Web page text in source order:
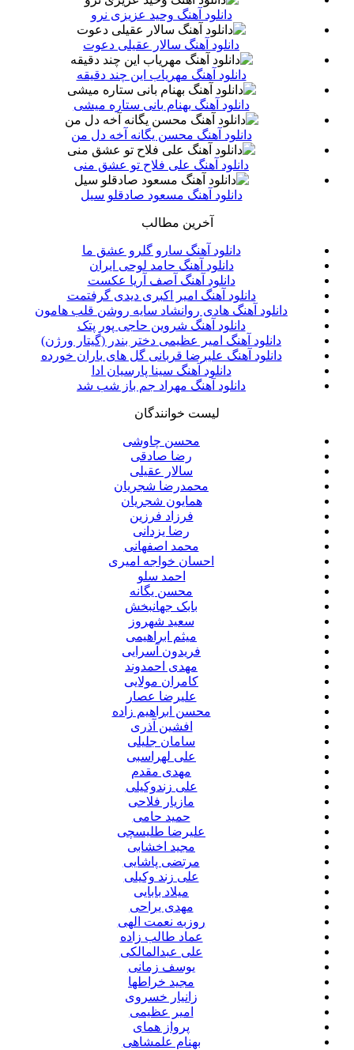
دانلود آهنگ وحید عزیزی نرو
دانلود آهنگ سالار عقیلی دعوت
دانلود آهنگ مهریاب این چند دقیقه
دانلود آهنگ بهنام بانی ستاره میشی
دانلود آهنگ محسن یگانه آخه دل من
دانلود آهنگ علی فلاح تو عشق منی
دانلود آهنگ مسعود صادقلو سیل
آخرین مطالب
دانلود آهنگ سارو گلرو عشق ما
دانلود آهنگ حامد لوحی ایران
دانلود آهنگ آصف آریا عکست
دانلود آهنگ امیر اکبری دیدی گرفتمت
دانلود آهنگ هادی روانشاد سایه روشن قلب هامون
دانلود آهنگ شروین حاجی پور پتک
دانلود آهنگ امیر عظیمی دختر بندر (گیتار ورژن)
دانلود آهنگ علیرضا قربانی گل های باران خورده
دانلود آهنگ سینا پارسیان ادا
دانلود آهنگ مهراد جم باز شب شد
لیست خوانندگان
محسن چاوشی
رضا صادقی
سالار عقیلی
محمدرضا شجریان
همایون شجریان
فرزاد فرزین
رضا یزدانی
محمد اصفهانی
احسان خواجه امیری
احمد سلو
محسن یگانه
بابک جهانبخش
سعید شهروز
میثم ابراهیمی
فریدون آسرایی
مهدی احمدوند
کامران مولایی
علیرضا عصار
محسن ابراهیم زاده
افشین آذری
سامان جلیلی
علی لهراسبی
مهدی مقدم
علی زندوکیلی
مازیار فلاحی
حمید حامی
علیرضا طلیسچی
مجید اخشابی
مرتضی پاشایی
علی زند وکیلی
میلاد بابایی
مهدی یراحی
روزبه نعمت الهی
عماد طالب زاده
علی عبدالمالکی
یوسف زمانی
مجید خراطها
زانیار خسروی
امیر عظیمی
پرواز همای
بهنام علمشاهی